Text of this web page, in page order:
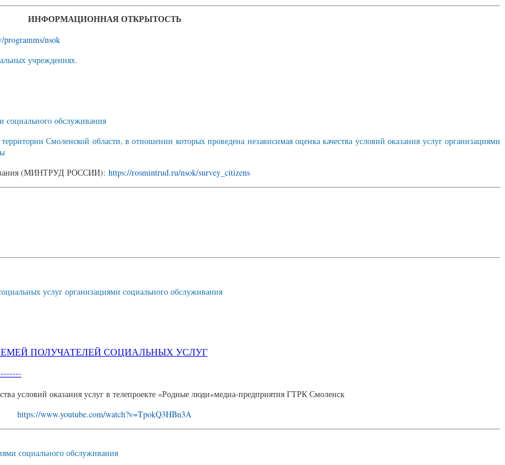
ИНФОРМАЦИОННАЯ ОТКРЫТОСТЬ
nsok
учреждениях.
социального обслуживания
Смоленской области, в отношении которых проведена независимая оценка качества условий оказания услуг организациями
(МИНТРУД РОССИИ): https://rosmintrud.ru/nsok/survey_citizens
услуг организациями социального обслуживания
ПОЛУЧАТЕЛЕЙ СОЦИАЛЬНЫХ УСЛУГ
условий оказания услуг в телепроекте «Родные люди»медиа-предприятия ГТРК Смоленск
https://www.youtube.com/watch?v=TpokQ3HBn3A
социального обслуживания